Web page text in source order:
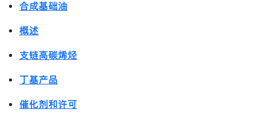
合成基础油
概述
支链高碳烯烃
丁基产品
催化剂和许可